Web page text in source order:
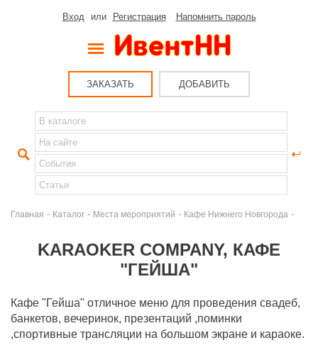
Вход или Регистрация Напомнить пароль
ЗАКАЗАТЬ ДОБАВИТЬ
Главная - Каталог - Места мероприятий - Кафе Нижнего Новгорода -
KARAOKER COMPANY, КАФЕ
"ГЕЙША"
Кафе "Гейша" отличное меню для проведения свадеб,
банкетов, вечеринок, презентаций ,поминки
,спортивные трансляции на большом экране и караоке.